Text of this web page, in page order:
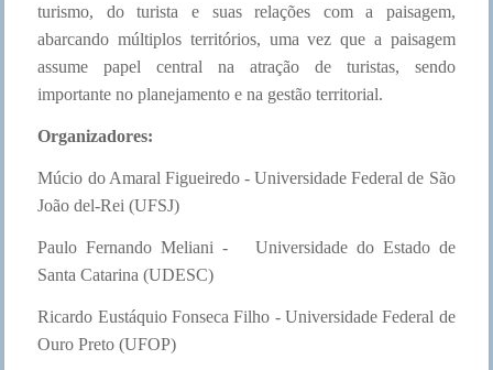
turismo, do turista e suas relações com a paisagem,
abarcando múltiplos territórios, uma vez que a paisagem
assume papel central na atração de turistas, sendo
importante no planejamento e na gestão territorial.
Organizadores:
Múcio do Amaral Figueiredo - Universidade Federal de São
João del-Rei (UFSJ)
Paulo Fernando Meliani - Universidade do Estado de
Santa Catarina (UDESC)
Ricardo Eustáquio Fonseca Filho - Universidade Federal de
Ouro Preto (UFOP)